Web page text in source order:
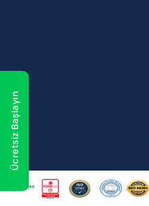
Ücretsiz Başlayın